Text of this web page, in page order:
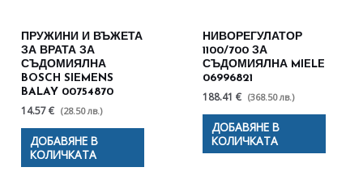
ПРУЖИНИ И ВЪЖЕТА
ЗА ВРАТА ЗА
СЪДОМИЯЛНА
BOSCH SIEMENS
BALAY 00754870
14.57 € (28.50 лв.)
ДОБАВЯНЕ В
КОЛИЧКАТА
НИВОРЕГУЛАТОР
1100/700 ЗА
СЪДОМИЯЛНА MIELE
06996821
188.41 € (368.50 лв.)
ДОБАВЯНЕ В
КОЛИЧКАТА